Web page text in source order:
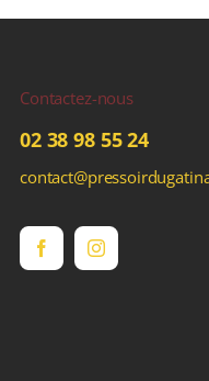
Contactez-nous
02 38 98 55 24